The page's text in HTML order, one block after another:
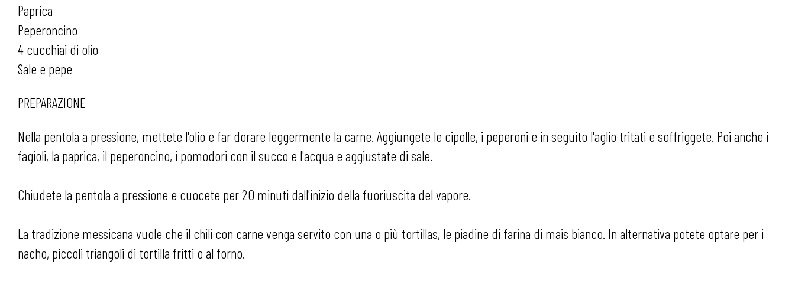
Paprica
Peperoncino
4 cucchiai di olio
Sale e pepe
PREPARAZIONE
Nella pentola a pressione, mettete l'olio e far dorare leggermente la carne. Aggiungete le cipolle, i peperoni e in seguito l'aglio tritati e soffriggete. Poi anche i
fagioli, la paprica, il peperoncino, i pomodori con il succo e l'acqua e aggiustate di sale.
Chiudete la pentola a pressione e cuocete per 20 minuti dall'inizio della fuoriuscita del vapore.
La tradizione messicana vuole che il chili con carne venga servito con una o più tortillas, le piadine di farina di mais bianco. In alternativa potete optare per i
nacho, piccoli triangoli di tortilla fritti o al forno.